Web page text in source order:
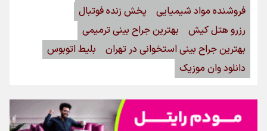
فروشنده مواد شیمیایی
پخش زنده فوتبال
رزرو هتل کیش
بهترین جراح بینی ترمیمی
بهترین جراح بینی استخوانی در تهران
بلیط اتوبوس
دانلود وان موزیک